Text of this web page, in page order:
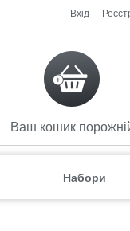
Вхід
Ваш кошик
Набори